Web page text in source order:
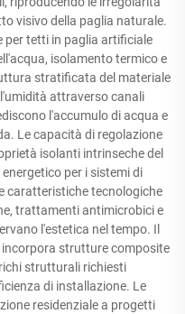
visivo della paglia naturale.
per tetti in paglia artificiale
isolamento termico e
stratificata del materiale
attraverso canali
l'accumulo di acqua e
Le capacità di regolazione
isolanti intrinseche del
per i sistemi di
caratteristiche tecnologiche
trattamenti antimicrobici e
l'estetica nel tempo. Il
strutture composite
strutturali richiesti
di installazione. Le
residenziale a progetti